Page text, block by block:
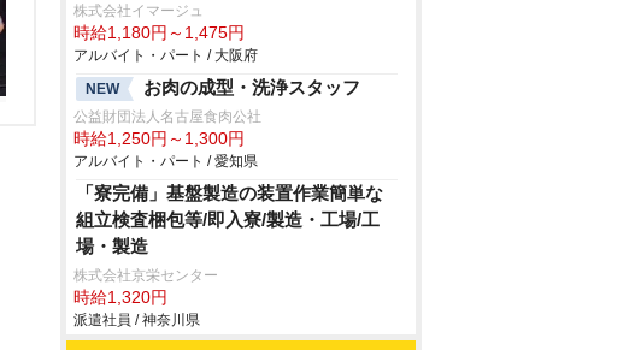
株式会社イマージュ
時給1,180円～1,475円
アルバイト・パート / 大阪府
NEW
お肉の成型・洗浄スタッフ
公益財団法人名古屋食肉公社
時給1,250円～1,300円
アルバイト・パート / 愛知県
「寮完備」基盤製造の装置作業簡単な
組立検査梱包等/即入寮/製造・工場/工
場・製造
株式会社京栄センター
時給1,320円
派遣社員 / 神奈川県